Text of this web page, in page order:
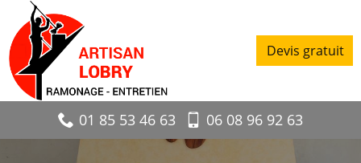
Devis gratuit
01 85 53 46 63 06 08 96 92 63